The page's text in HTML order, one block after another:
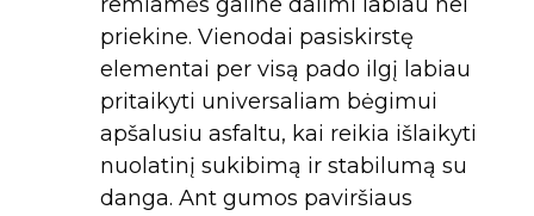
priekine. Vienodai pasiskirstę
elementai per visą pado ilgį labiau
pritaikyti universaliam bėgimui
apšalusiu asfaltu, kai reikia išlaikyti
nuolatinį sukibimą ir stabilumą su
danga. Ant gumos paviršiaus